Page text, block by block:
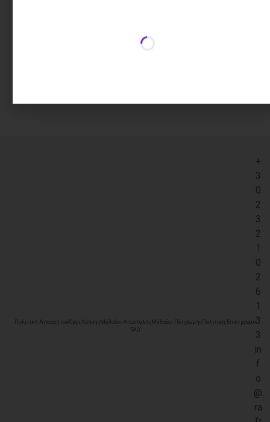
Πολιτική ΑπορρήτουΌροι Χρήσης Μέθοδοι Αποστολής Μέθοδοι Πληρωμής Πολιτική Επιστροφών
FAQ
+
3
0
2
3
2
1
0
2
6
1
3
3
in
f
o
@
ra